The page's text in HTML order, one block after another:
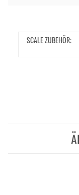
SCALE ZUBEHÖR: